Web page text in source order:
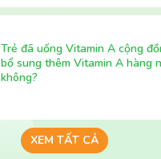
Trẻ đã uống Vitamin A cộng
bổ sung thêm Vitamin A hàng
không?
XEM TẤT CẢ